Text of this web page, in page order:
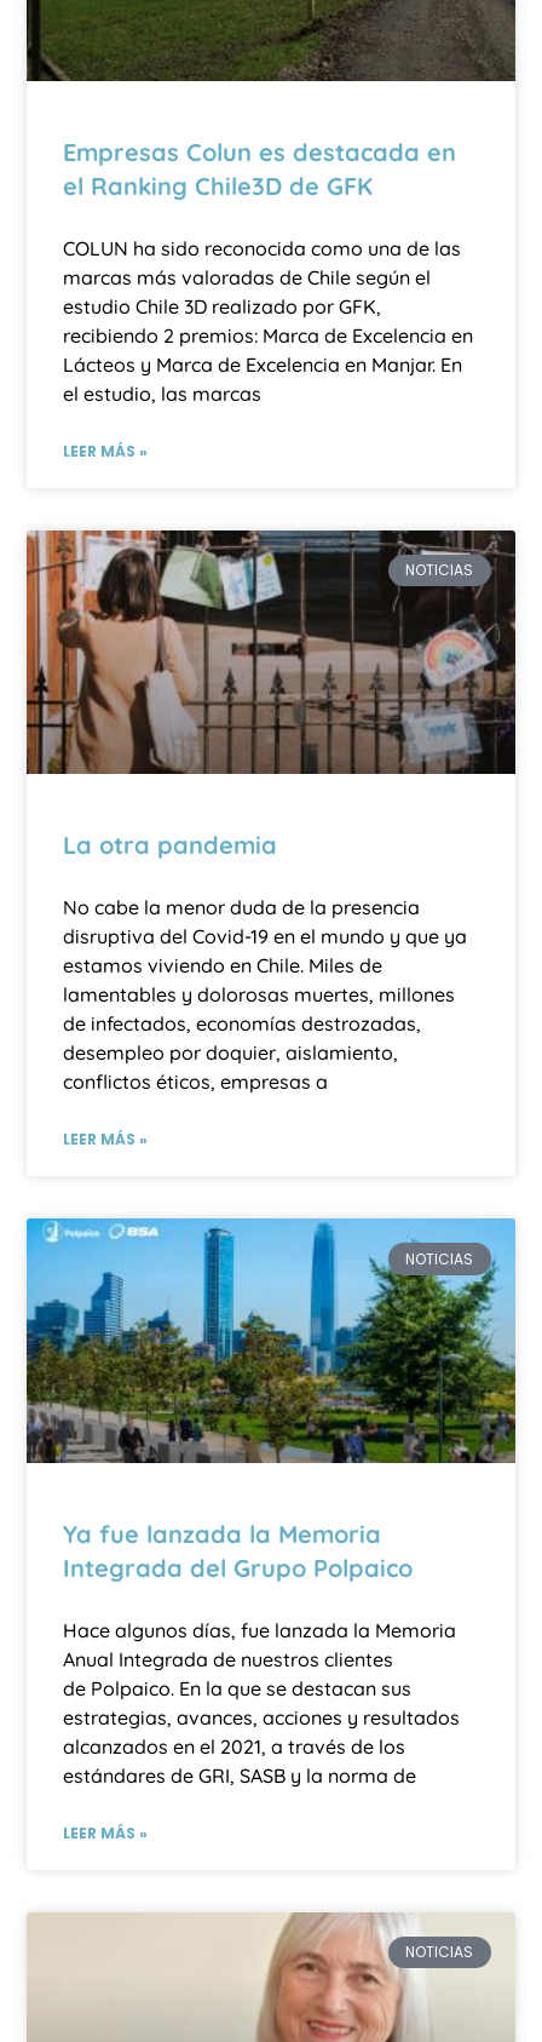
Empresas Colun es destacada en
el Ranking Chile3D de GFK
COLUN ha sido reconocida como una de las
marcas más valoradas de Chile según el
estudio Chile 3D realizado por GFK,
recibiendo 2 premios: Marca de Excelencia en
Lácteos y Marca de Excelencia en Manjar. En
el estudio, las marcas
LEER MÁS »
NOTICIAS
La otra pandemia
No cabe la menor duda de la presencia
disruptiva del Covid-19 en el mundo y que ya
estamos viviendo en Chile. Miles de
lamentables y dolorosas muertes, millones
de infectados, economías destrozadas,
desempleo por doquier, aislamiento,
conflictos éticos, empresas a
LEER MÁS »
NOTICIAS
Ya fue lanzada la Memoria
Integrada del Grupo Polpaico
Hace algunos días, fue lanzada la Memoria
Anual Integrada de nuestros clientes
de Polpaico. En la que se destacan sus
estrategias, avances, acciones y resultados
alcanzados en el 2021, a través de los
estándares de GRI, SASB y la norma de
LEER MÁS »
NOTICIAS